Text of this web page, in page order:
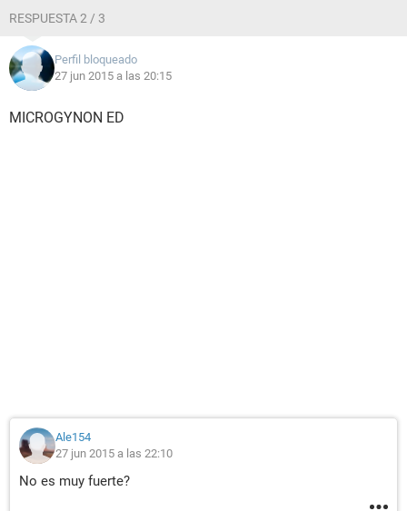
RESPUESTA 2 / 3
Perfil bloqueado
27 jun 2015 a las 20:15
MICROGYNON ED
Ale154
27 jun 2015 a las 22:10
No es muy fuerte?